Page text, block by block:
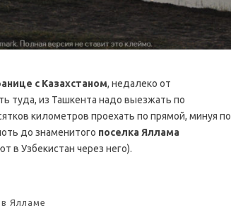
с Казахстаном, недалеко от
туда, из Ташкента надо выезжать по
километров проехать по прямой, минуя по
до знаменитого поселка Яллама
в Узбекистан через него).
Ялламе